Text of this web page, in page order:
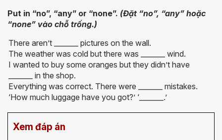
Put in “no”, “any” or “none”. (Đặt “no”, “any” hoặc
“none” vào chỗ trống.)
There aren’t _______ pictures on the wall.
The weather was cold but there was _______ wind.
I wanted to buy some oranges but they didn’t have
_______ in the shop.
Everything was correct. There were _______ mistakes.
‘How much luggage have you got?’ ‘_______.’
Xem đáp án